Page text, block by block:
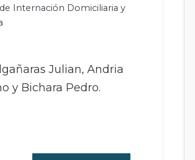
Internación Domiciliaria y
Julian, Andria
y Bichara Pedro.